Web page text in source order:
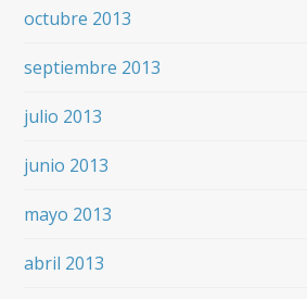
octubre 2013
septiembre 2013
julio 2013
junio 2013
mayo 2013
abril 2013